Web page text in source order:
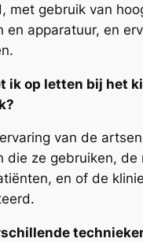
met gebruik van
en apparatuur, en
ik op letten bij het
van de
die ze gebruiken, de
en of de